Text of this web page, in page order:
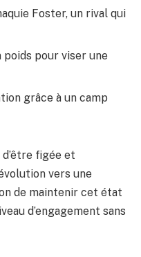
Foster, un rival qui
pour viser une
grâce à un camp
figée et
vers une
de maintenir cet état
d’engagement sans